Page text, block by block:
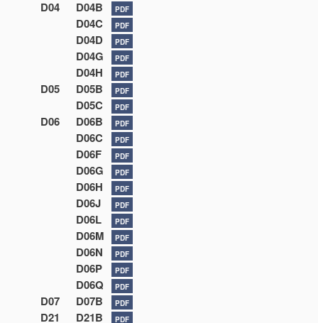
D04 D04B PDF
D04C PDF
D04D PDF
D04G PDF
D04H PDF
D05 D05B PDF
D05C PDF
D06 D06B PDF
D06C PDF
D06F PDF
D06G PDF
D06H PDF
D06J PDF
D06L PDF
D06M PDF
D06N PDF
D06P PDF
D06Q PDF
D07 D07B PDF
D21 D21B PDF